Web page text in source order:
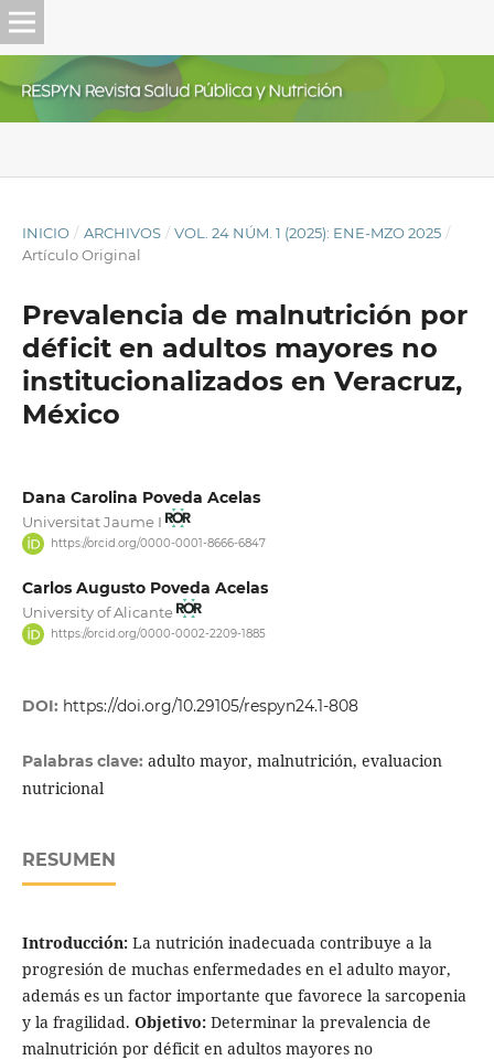
INICIO / ARCHIVOS / VOL. 24 NÚM. 1 (2025): ENE-MZO 2025 /
Artículo Original
Prevalencia de malnutrición por
déficit en adultos mayores no
institucionalizados en Veracruz,
México
Dana Carolina Poveda Acelas
Universitat Jaume I
https://orcid.org/0000-0001-8666-6847
Carlos Augusto Poveda Acelas
University of Alicante
https://orcid.org/0000-0002-2209-1885
DOI: https://doi.org/10.29105/respyn24.1-808
Palabras clave: adulto mayor, malnutrición, evaluacion
nutricional
RESUMEN
Introducción:La nutrición inadecuada contribuye a la
progresión de muchas enfermedades en el adulto mayor,
además es un factor importante que favorece la sarcopenia
y la fragilidad. Objetivo: Determinar la prevalencia de
malnutrición por déficit en adultos mayores no